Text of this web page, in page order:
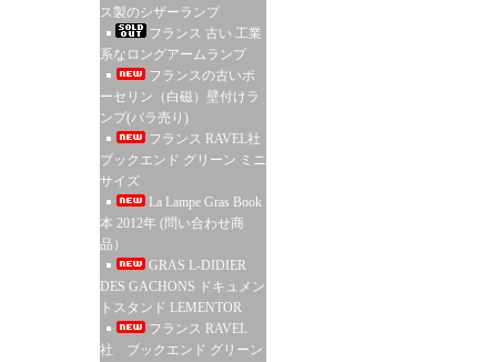
ス製のシザーランプ
フランス 古い 工業
系なロングアームランプ
フランスの古いポ
ーセリン（白磁）壁付けラ
ンプ(バラ売り)
フランス RAVEL社
ブックエンド グリーン ミニ
サイズ
La Lampe Gras Book
本 2012年 (問い合わせ商
品）
GRAS L-DIDIER
DES GACHONS ドキュメン
トスタンド LEMENTOR
フランス RAVEL
社 ブックエンド グリーン